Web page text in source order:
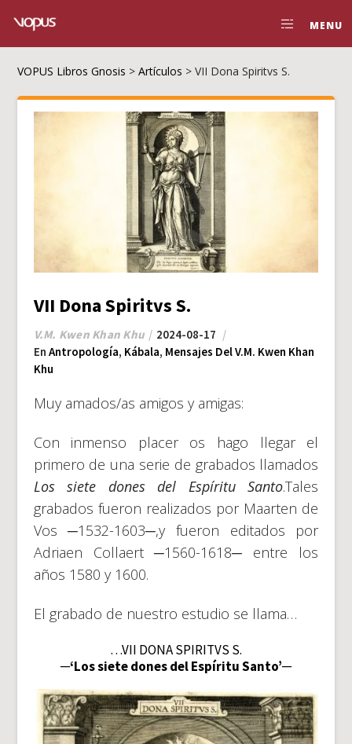
MENU
VOPUS Libros Gnosis >Artículos >VII Dona Spiritvs S.
VII Dona Spiritvs S.
V.M. Kwen Khan Khu
2024-08-17
En Antropología, Kábala, Mensajes Del V.M. Kwen Khan
Khu
Muy amados/as amigos y amigas:
Con inmenso placer os hago llegar el
primero de una serie de grabados llamados
Los siete dones del Espíritu Santo.Tales
grabados fueron realizados por Maarten de
Vos ─1532-1603─,y fueron editados por
Adriaen Collaert ─1560-1618─ entre los
años 1580 y 1600.
El grabado de nuestro estudio se llama…
…VII DONA SPIRITVS S.
─‘Los siete dones del Espíritu Santo’─